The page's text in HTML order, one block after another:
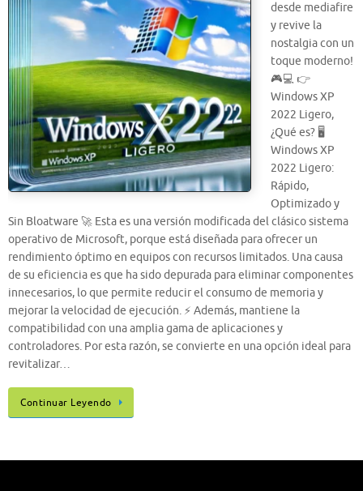
desde mediafire
y revive la
nostalgia con un
toque moderno!
🎮💻 👉
Windows XP
2022 Ligero,
¿Qué es? 🖥️
Windows XP
2022 Ligero:
Rápido,
Optimizado y
Sin Bloatware 🚀 Esta es una versión modificada del clásico sistema
operativo de Microsoft, porque está diseñada para ofrecer un
rendimiento óptimo en equipos con recursos limitados. Una causa
de su eficiencia es que ha sido depurada para eliminar componentes
innecesarios, lo que permite reducir el consumo de memoria y
mejorar la velocidad de ejecución. ⚡ Además, mantiene la
compatibilidad con una amplia gama de aplicaciones y
controladores. Por esta razón, se convierte en una opción ideal para
revitalizar…
Continuar Leyendo